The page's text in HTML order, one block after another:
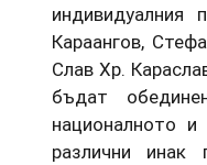
Караангов,
Слав Хр.
бъдат
националното и
различни